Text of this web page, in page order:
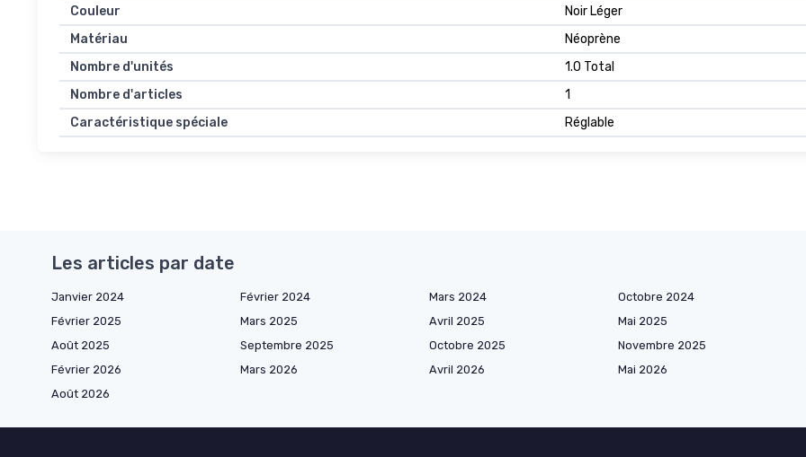
Couleur
Noir Léger
Matériau
Néoprène
Nombre d'unités
1.0 Total
Nombre d'articles
1
Caractéristique spéciale
Réglable
Les articles par date
Janvier 2024 Février 2024 Mars 2024 Octobre 2024
Février 2025
Mars 2025 Avril 2025 Mai 2025
Août 2025
Septembre 2025 Octobre 2025 Novembre 2025
Février 2026
Mars 2026 Avril 2026 Mai 2026
Août 2026